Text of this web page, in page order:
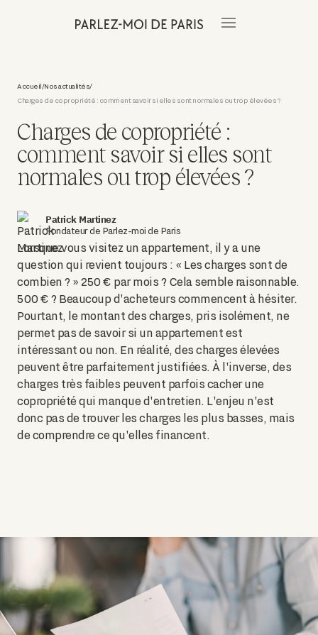
Accueil/Nos actualités/
Charges de copropriété : comment savoir si elles sont normales ou trop élevées ?
Charges de copropriété :
comment savoir si elles sont
normales ou trop élevées ?
Patrick Martinez
Fondateur de Parlez-moi de Paris
Lorsque vous visitez un appartement, il y a une
question qui revient toujours : « Les charges sont de
combien ? » 250 € par mois ? Cela semble raisonnable.
500 € ? Beaucoup d'acheteurs commencent à hésiter.
Pourtant, le montant des charges, pris isolément, ne
permet pas de savoir si un appartement est
intéressant ou non. En réalité, des charges élevées
peuvent être parfaitement justifiées. À l'inverse, des
charges très faibles peuvent parfois cacher une
copropriété qui manque d'entretien. L'enjeu n'est
donc pas de trouver les charges les plus basses, mais
de comprendre ce qu'elles financent.